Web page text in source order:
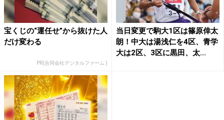
宝くじの“運任せ”から抜けた人
だけ変わる
PR(合同会社デジタルファーム )
当日変更で駒大1区は篠原倖太
朗！中大は湯浅仁を4区、青学
大は2区、3区に黒田、太...